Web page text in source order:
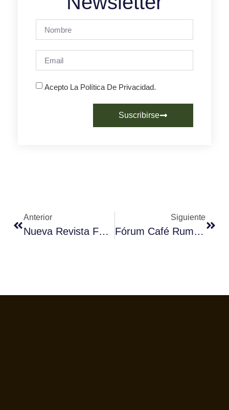
Acepto La Política De Privacidad.
Suscribirse
Anterior
Nueva Revista Fórum Café
Siguiente
Fórum Café Rumbo A Hostelco